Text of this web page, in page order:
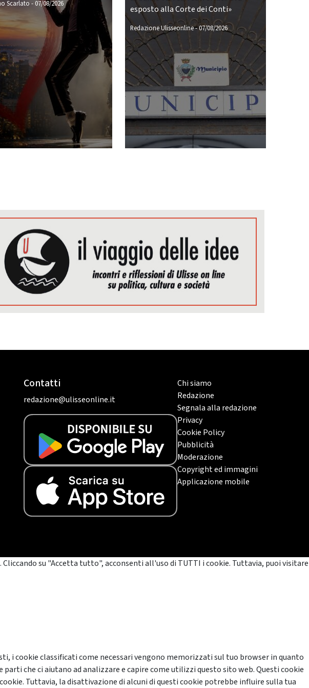
Scarlato -07/08/2026
esposto alla Corte dei Conti»
Redazione Ulisseonline-07/08/2026
Contatti
redazione@ulisseonline.it
Chi siamo
Redazione
Segnala alla redazione
Privacy
Cookie Policy
Pubblicità
Moderazione
Copyright ed immagini
Applicazione mobile
su "Accetta tutto", acconsenti all'uso di TUTTI i cookie. Tuttavia, puoi visitare
i cookie classificati come necessari vengono memorizzati sul tuo browser in quanto
che ci aiutano ad analizzare e capire come utilizzi questo sito web. Questi cookie
Tuttavia, la disattivazione di alcuni di questi cookie potrebbe influire sulla tua